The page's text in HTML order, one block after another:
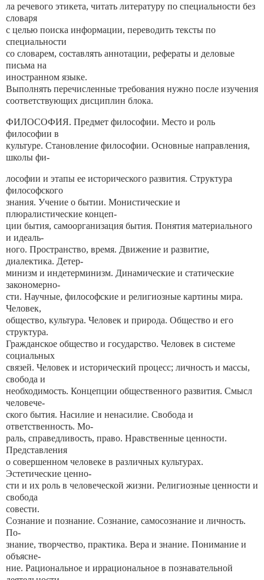
ла речевого этикета, читать литературу по специальности без
словаря
с целью поиска информации, переводить тексты по
специальности
со словарем, составлять аннотации, рефераты и деловые
письма на
иностранном языке.
Выполнять перечисленные требования нужно после изучения
соответствующих дисциплин блока.
ФИЛОСОФИЯ. Предмет философии. Место и роль
философии в
культуре. Становление философии. Основные направления,
школы фи-
лософии и этапы ее исторического развития. Структура
философского
знания. Учение о бытии. Монистические и
плюралистические концеп-
ции бытия, самоорганизация бытия. Понятия материального
и идеаль-
ного. Пространство, время. Движение и развитие,
диалектика. Детер-
минизм и индетерминизм. Динамические и статические
закономерно-
сти. Научные, философские и религиозные картины мира.
Человек,
общество, культура. Человек и природа. Общество и его
структура.
Гражданское общество и государство. Человек в системе
социальных
связей. Человек и исторический процесс; личность и массы,
свобода и
необходимость. Концепции общественного развития. Смысл
человече-
ского бытия. Насилие и ненасилие. Свобода и
ответственность. Мо-
раль, справедливость, право. Нравственные ценности.
Представления
о совершенном человеке в различных культурах.
Эстетические ценно-
сти и их роль в человеческой жизни. Религиозные ценности и
свобода
совести.
Сознание и познание. Сознание, самосознание и личность.
По-
знание, творчество, практика. Вера и знание. Понимание и
объясне-
ние. Рациональное и иррациональное в познавательной